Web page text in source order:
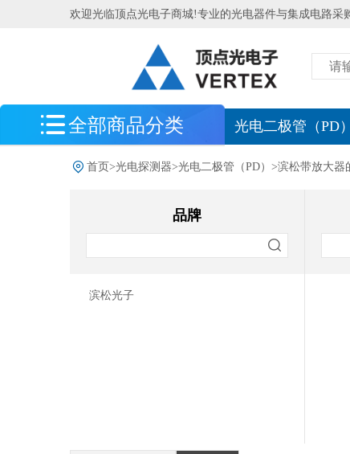
欢迎光临顶点光电子商城!专业的光电器件与集成电路采
全部商品分类
光电探测器
滨松带放大器的硅（Si）光电二极
最新到货 光电二极管（PD）
首页 >光电探测器>光电二极管（PD） >滨松带放大器
品牌
滨松光子